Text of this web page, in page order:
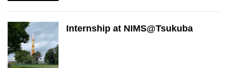
Internship at NIMS@Tsukuba